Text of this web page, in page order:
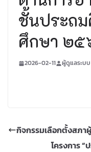
ชั้นประถ
ศึกษา ๒๕
2026-02-11 ผู้ดูแลระบบ
กิจกรรมเลือกตั้งสภา
โครงการ